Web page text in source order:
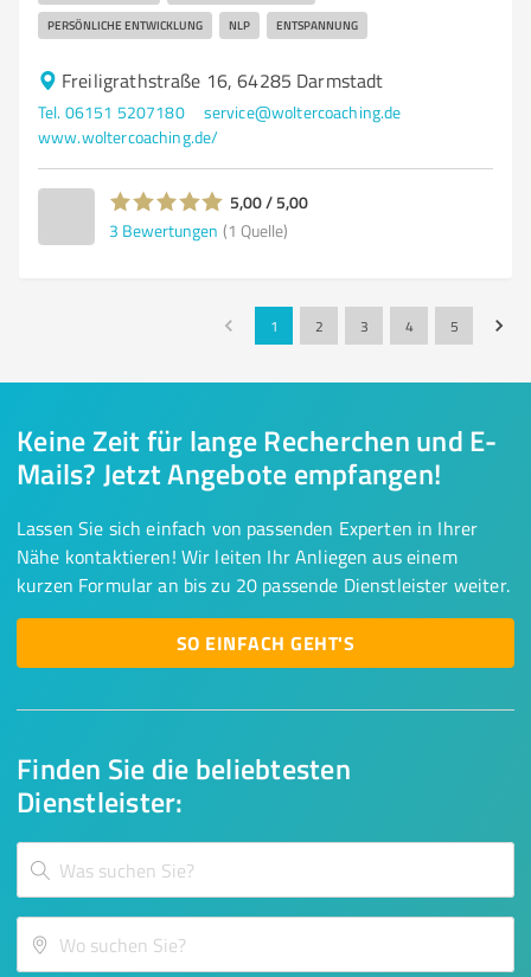
PERSÖNLICHE ENTWICKLUNG NLP ENTSPANNUNG
Freiligrathstraße 16, 64285 Darmstadt
Tel. 06151 5207180
service@woltercoaching.de
www.woltercoaching.de/
5,00 / 5,00
3 Bewertungen (1 Quelle)
1 2 3 4 5
Finden Sie die beliebtesten
Dienstleister:
Keine Zeit für lange Recherchen und E-
Mails? Jetzt Angebote empfangen!
Lassen Sie sich einfach von passenden Experten in Ihrer
Nähe kontaktieren! Wir leiten Ihr Anliegen aus einem
kurzen Formular an bis zu 20 passende Dienstleister weiter.
SO EINFACH GEHT'S